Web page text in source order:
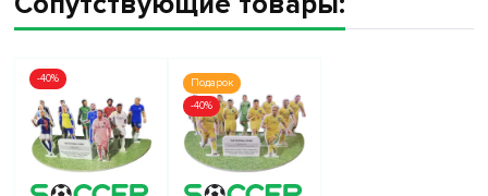
-40%
Подарок
-40%